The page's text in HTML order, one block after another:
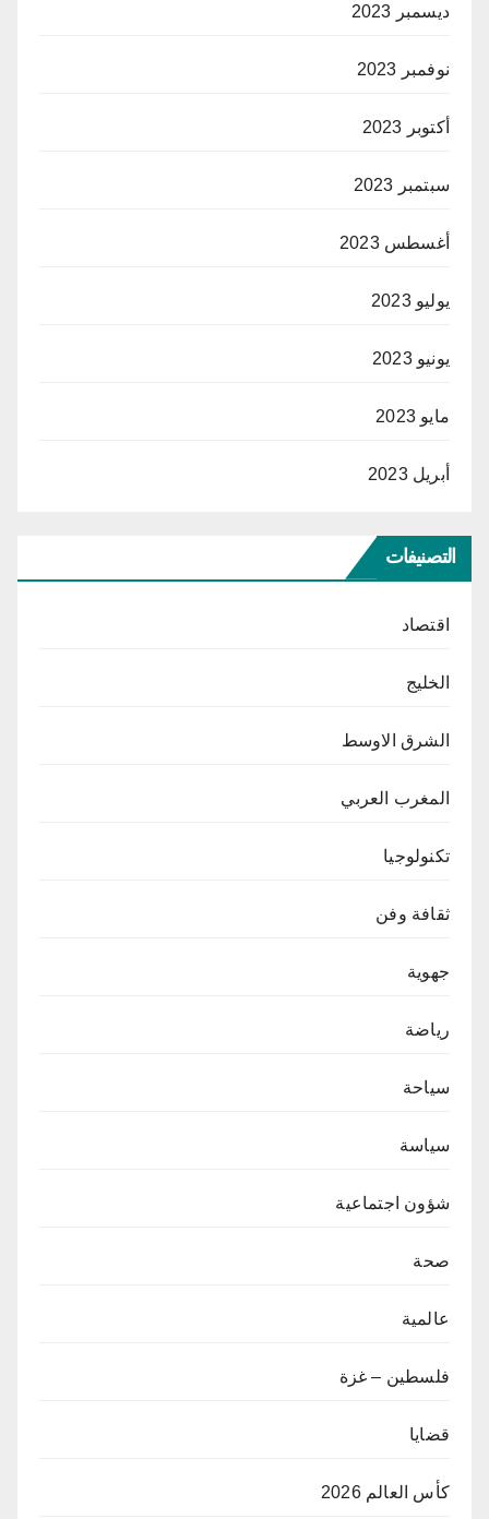
ديسمبر 2023
نوفمبر 2023
أكتوبر 2023
سبتمبر 2023
أغسطس 2023
يوليو 2023
يونيو 2023
مايو 2023
أبريل 2023
التصنيفات
اقتصاد
الخليج
الشرق الاوسط
المغرب العربي
تكنولوجيا
ثقافة وفن
جهوية
رياضة
سياحة
سياسة
شؤون اجتماعية
صحة
عالمية
فلسطين – غزة
قضايا
كأس العالم 2026